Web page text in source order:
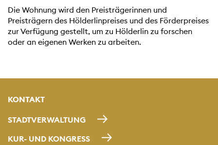
Die Wohnung wird den Preisträgerinnen und
Preisträgern des Hölderlinpreises und des Förderpreises
zur Verfügung gestellt, um zu Hölderlin zu forschen
oder an eigenen Werken zu arbeiten.
KONTAKT
STADTVERWALTUNG
KUR- UND KONGRESS